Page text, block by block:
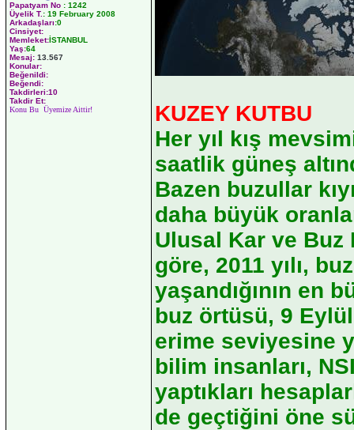
Papatyam No : 1242
Üyelik T.: 19 February 2008
Arkadaşları:0
Cinsiyet:
Memleket:İSTANBUL
Yaş:64
Mesaj: 13.567
Konular:
Beğenildi:
Beğendi:
Takdirleri:10
Takdir Et:
Konu Bu Üyemize Aittir!
KUZEY KUTBU
Her yıl kış
saatlik güneş
Bazen buzullar
daha büyük
Ulusal Kar ve Buz
göre, 2011 yılı,
yaşandığının en
buz örtüsü, 9
erime seviyesine
bilim insanları,
yaptıkları
de geçtiğini öne